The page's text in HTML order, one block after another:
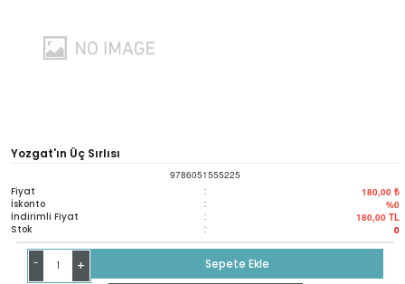
Yozgat'ın Üç Sırlısı
9786051555225
Fiyat : 180,00 ₺
İskonto : %0
İndirimli Fiyat : 180,00 TL
Stok : 0
- +
Sepete Ekle